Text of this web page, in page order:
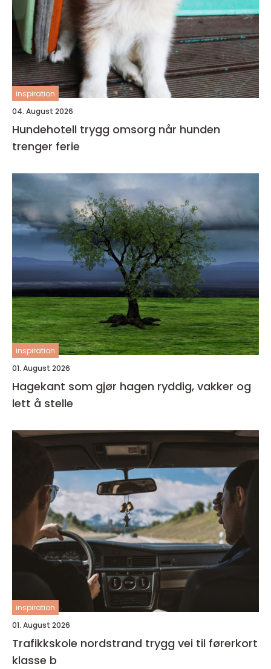
inspiration
04. August 2026
Hundehotell trygg omsorg når hunden
trenger ferie
inspiration
01. August 2026
Hagekant som gjør hagen ryddig, vakker og
lett å stelle
inspiration
01. August 2026
Trafikkskole nordstrand trygg vei til førerkort
klasse b